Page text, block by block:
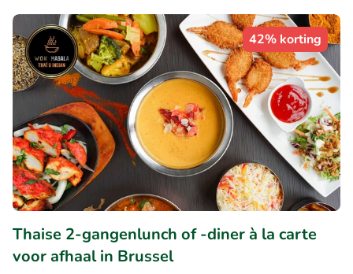
42% korting
Thaise 2-gangenlunch of -diner à la carte
voor afhaal in Brussel